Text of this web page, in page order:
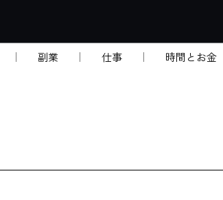
副業 仕事 時間とお金